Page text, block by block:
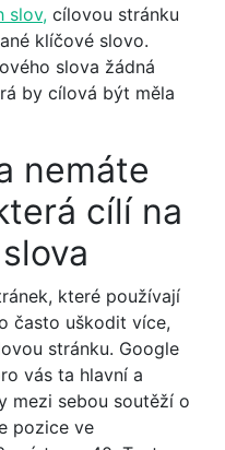
slov, cílovou stránku
klíčové slovo.
slova žádná
by cílová být měla
nemáte
cílí na
které používají
často uškodit více,
stránku. Google
vás ta hlavní a
mezi sebou soutěží o
pozice ve